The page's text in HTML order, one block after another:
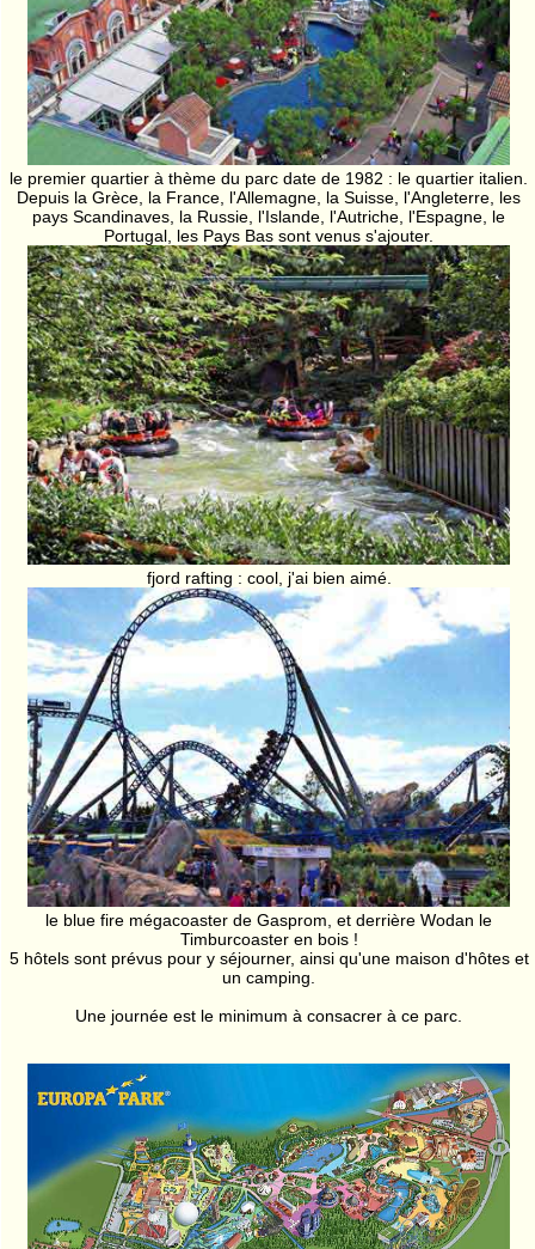
le premier quartier à thème du parc date de 1982 : le quartier italien.
Depuis la Grèce, la France, l'Allemagne, la Suisse, l'Angleterre, les
pays Scandinaves, la Russie, l'Islande, l'Autriche, l'Espagne, le
Portugal, les Pays Bas sont venus s'ajouter.
fjord rafting : cool, j'ai bien aimé.
le blue fire mégacoaster de Gasprom, et derrière Wodan le
Timburcoaster en bois !
5 hôtels sont prévus pour y séjourner, ainsi qu'une maison d'hôtes et
un camping.
Une journée est le minimum à consacrer à ce parc.